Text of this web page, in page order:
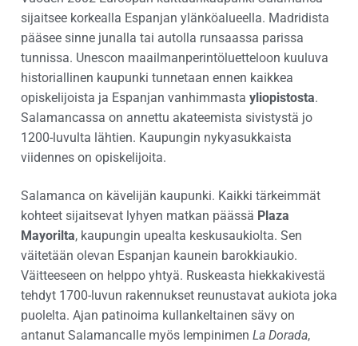
sijaitsee korkealla Espanjan ylänköalueella. Madridista
pääsee sinne junalla tai autolla runsaassa parissa
tunnissa. Unescon maailmanperintöluetteloon kuuluva
historiallinen kaupunki tunnetaan ennen kaikkea
opiskelijoista ja Espanjan vanhimmasta yliopistosta.
Salamancassa on annettu akateemista sivistystä jo
1200-luvulta lähtien. Kaupungin nykyasukkaista
viidennes on opiskelijoita.
Salamanca on kävelijän kaupunki. Kaikki tärkeimmät
kohteet sijaitsevat lyhyen matkan päässä Plaza
Mayorilta, kaupungin upealta keskusaukiolta. Sen
väitetään olevan Espanjan kaunein barokkiaukio.
Väitteeseen on helppo yhtyä. Ruskeasta hiekkakivestä
tehdyt 1700-luvun rakennukset reunustavat aukiota joka
puolelta. Ajan patinoima kullankeltainen sävy on
antanut Salamancalle myös lempinimen La Dorada,